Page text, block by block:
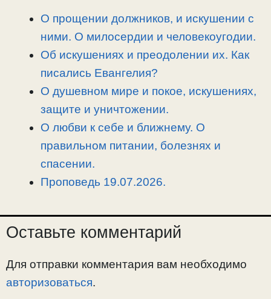
a
О прощении должников, и искушении с
ними. О милосердии и человекоугодии.
Об искушениях и преодолении их. Как
писались Евангелия?
О душевном мире и покое, искушениях,
защите и уничтожении.
О любви к себе и ближнему. О
правильном питании, болезнях и
спасении.
Проповедь 19.07.2026.
Оставьте комментарий
Для отправки комментария вам необходимо
авторизоваться.